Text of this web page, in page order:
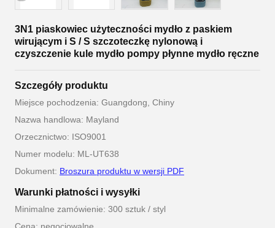
3N1 piaskowiec użyteczności mydło z paskiem
wirującym i S / S szczoteczkę nylonową i
czyszczenie kule mydło pompy płynne mydło ręczne
Szczegóły produktu
Miejsce pochodzenia: Guangdong, Chiny
Nazwa handlowa: Mayland
Orzecznictwo: ISO9001
Numer modelu: ML-UT638
Dokument: Broszura produktu w wersji PDF
Warunki płatności i wysyłki
Minimalne zamówienie: 300 sztuk / styl